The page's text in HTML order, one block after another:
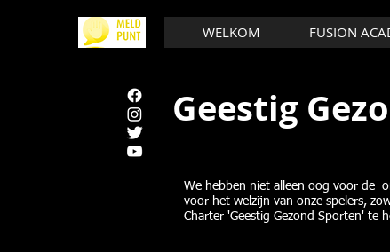
WELKOM FUSION
Geestig
We hebben niet alleen oog voor de
voor het welzijn van onze spelers,
Charter 'Geestig Gezond Sporten' te